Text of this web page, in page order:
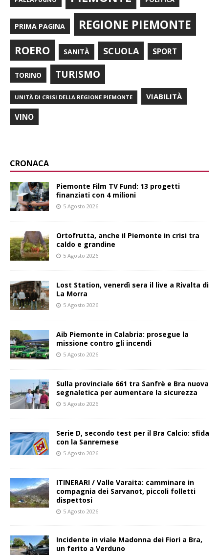
PRIMA PAGINA REGIONE PIEMONTE
ROERO SANITÀ SCUOLA SPORT
TORINO TURISMO
UNITÀ DI CRISI DELLA REGIONE PIEMONTE VIABILITÀ
VINO
CRONACA
Piemonte Film TV Fund: 13 progetti
finanziati con 4 milioni
5 Agosto 2026
Ortofrutta, anche il Piemonte in crisi tra
caldo e grandine
5 Agosto 2026
Lost Station, venerdì sera il live a Rivalta di
La Morra
5 Agosto 2026
Aib Piemonte in Calabria: prosegue la
missione contro gli incendi
5 Agosto 2026
Sulla provinciale 661 tra Sanfrè e Bra nuova
segnaletica per aumentare la sicurezza
5 Agosto 2026
Serie D, secondo test per il Bra Calcio: sfida
con la Sanremese
5 Agosto 2026
ITINERARI / Valle Varaita: camminare in
compagnia dei Sarvanot, piccoli folletti
dispettosi
5 Agosto 2026
Incidente in viale Madonna dei Fiori a Bra,
un ferito a Verduno